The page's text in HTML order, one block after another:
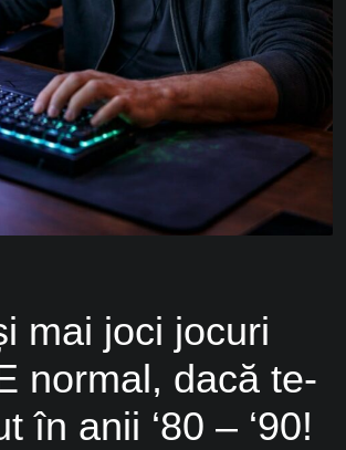
mai joci jocuri
normal, dacă te-
în anii ‘80 – ‘90!